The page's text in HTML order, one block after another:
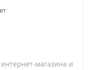
магазина и